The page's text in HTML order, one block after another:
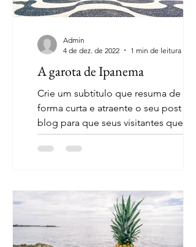
A garota de Ipanema
Crie um subtítulo que resuma de
forma curta e atraente o seu post do
blog para que seus visitantes queiram
ler mais. Bem-vindo ao seu...
Admin
4 de dez. de 2022
1 min de leitura